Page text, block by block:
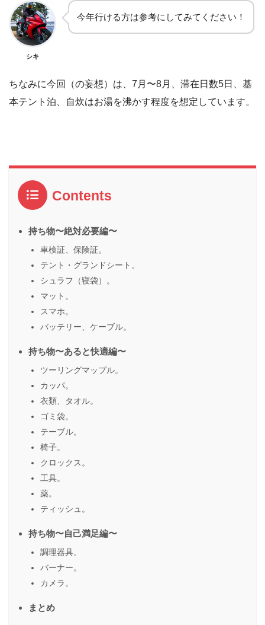
シキ
今年行ける方は参考にしてみてください！
ちなみに今回（の妄想）は、7月〜8月、滞在日数5日、基
本テント泊、自炊はお湯を沸かす程度を想定しています。
Contents
持ち物〜絶対必要編〜
車検証、保険証。
テント・グランドシート。
シュラフ（寝袋）。
マット。
スマホ。
バッテリー、ケーブル。
持ち物〜あると快適編〜
ツーリングマップル。
カッパ。
衣類、タオル。
ゴミ袋。
テーブル。
椅子。
クロックス。
工具。
薬。
ティッシュ。
持ち物〜自己満足編〜
調理器具。
バーナー。
カメラ。
まとめ